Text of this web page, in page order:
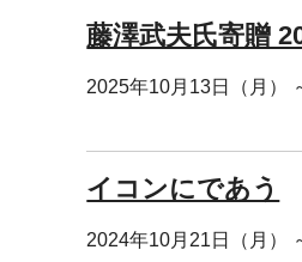
藤澤武夫氏寄贈
2025年10月13日（月）
イコンにであう
2024年10月21日（月）